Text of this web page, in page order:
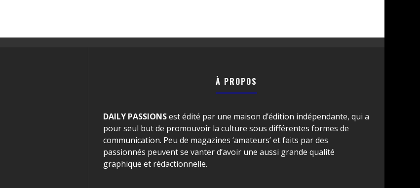
À PROPOS
DAILY PASSIONSest édité par une maison d’édition indépendante, qui a
pour seul but de promouvoir la culture sous différentes formes de
communication. Peu de magazines ‘amateurs’ et faits par des
passionnés peuvent se vanter d’avoir une aussi grande qualité
graphique et rédactionnelle.